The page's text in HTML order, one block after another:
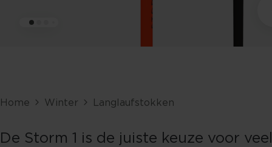
Home Winter Langlaufstokken
De Storm 1 is de juiste keuze voor